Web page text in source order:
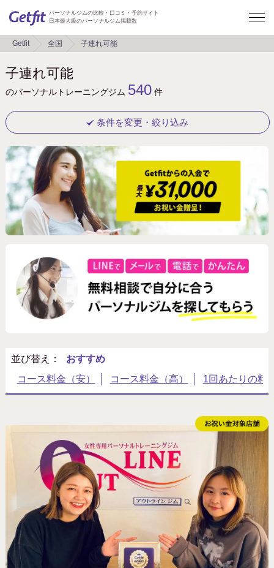
パーソナルジムの比較・口コミ・予約サイト
日本最大級のパーソナルジム掲載数
Getfit 全国 子連れ可能
子連れ可能
のパーソナルトレーニングジム 540 件
条件を変更・絞り込み
キーワード
地域
東京都 大阪府
北海道・東北 関東（東京以外）
特徴
キャッシュバックあり 10キロ以上痩せたい
20万円以下
シャワーあり プロテイン付き
並び替え：